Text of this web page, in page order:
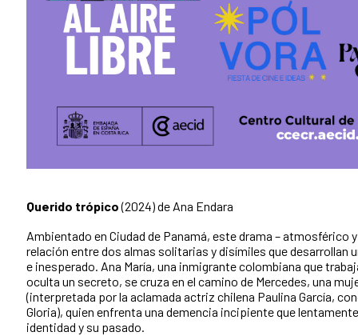
Querido trópico(2024) de Ana Endara
Ambientado en Ciudad de Panamá, este drama – atmosférico
relación entre dos almas solitarias y disímiles que desarrollan
e inesperado. Ana María, una inmigrante colombiana que
oculta un secreto, se cruza en el camino de Mercedes, una
(interpretada por la aclamada actriz chilena Paulina García,
Gloria), quien enfrenta una demencia incipiente que
identidad y su pasado.